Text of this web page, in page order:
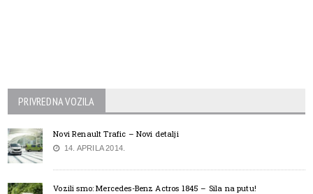
PRIVREDNA VOZILA
Novi Renault Trafic – Novi detalji
14. APRILA 2014.
Vozili smo: Mercedes-Benz Actros 1845 – Sila na putu!